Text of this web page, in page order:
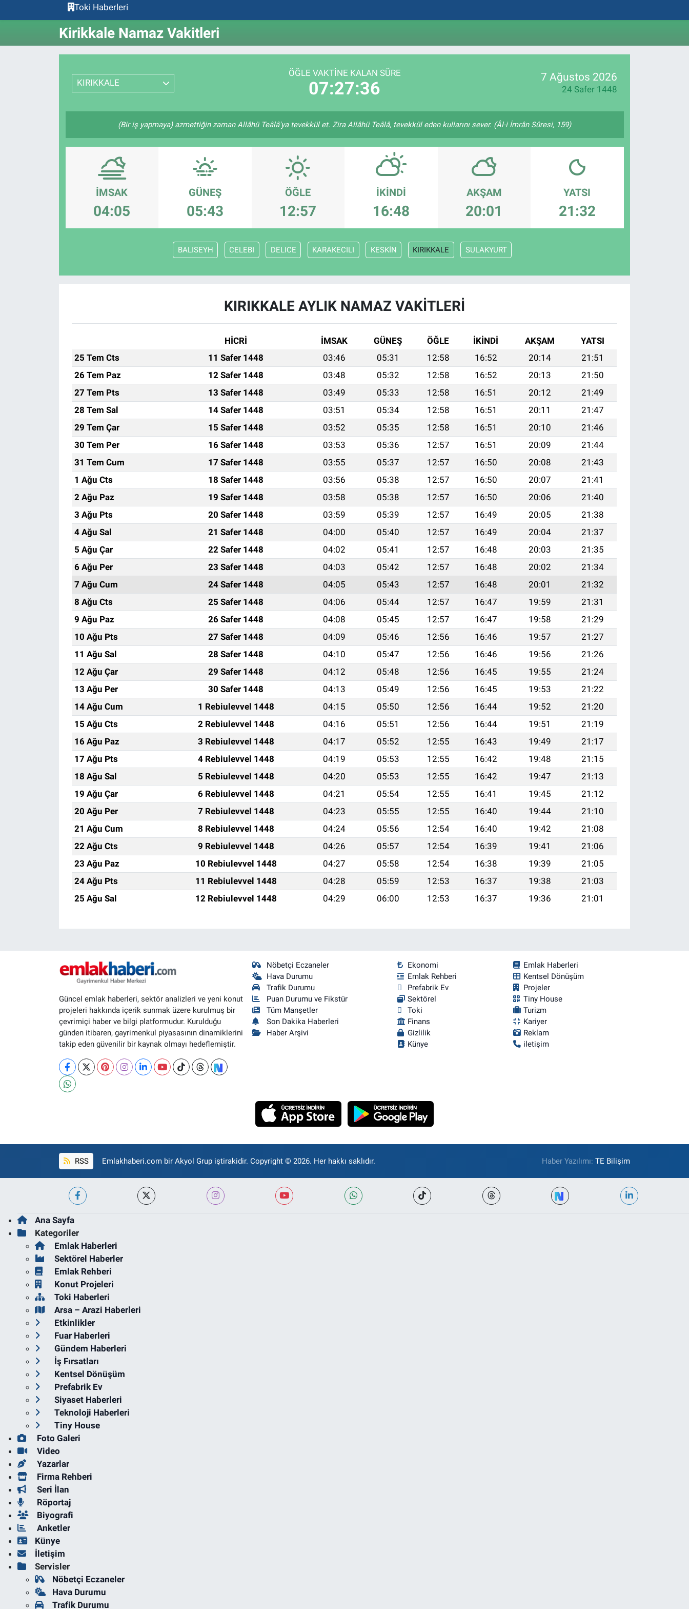
Toki Haberleri
Kirikkale Namaz Vakitleri
KIRIKKALE
ÖĞLE VAKTINE KALAN SÜRE
07:27:36
7 Ağustos 2026
24 Safer 1448
(Bir iş yapmaya) azmettiğin zaman Allâhü Teâlâ'ya tevekkül et. Zira Allâhü Teâlâ, tevekkül eden kullarını sever. (Âl-i İmrân Sûresi, 159)
İMSAK
04:05
GÜNEŞ
05:43
ÖĞLE
12:57
İKINDI
16:48
AKŞAM
20:01
YATSI
21:32
BALISEYH CELEBI DELICE KARAKECILI KESKİN KIRIKKALE SULAKYURT
KIRIKKALE AYLIK NAMAZ VAKITLERI
HİCRİ İMSAK GÜNEŞ ÖĞLE İKINDI AKŞAM
YATSI
25 Tem Cts
11 Safer 1448 03:46 05:31 12:58 16:52 20:14
21:51
26 Tem Paz
12 Safer 1448 03:48 05:32 12:58 16:52 20:13
21:50
27 Tem Pts
13 Safer 1448 03:49 05:33 12:58 16:51 20:12
21:49
28 Tem Sal
14 Safer 1448 03:51 05:34 12:58 16:51 20:11
21:47
29 Tem Çar
15 Safer 1448 03:52 05:35 12:58 16:51 20:10
21:46
30 Tem Per
16 Safer 1448 03:53 05:36 12:57 16:51 20:09
21:44
31 Tem Cum
17 Safer 1448 03:55 05:37 12:57 16:50 20:08
21:43
1 Ağu Cts
18 Safer 1448 03:56 05:38 12:57 16:50 20:07
21:41
2 Ağu Paz
19 Safer 1448 03:58 05:38 12:57 16:50 20:06
21:40
3 Ağu Pts
20 Safer 1448 03:59 05:39 12:57 16:49 20:05
21:38
4 Ağu Sal
21 Safer 1448 04:00 05:40 12:57 16:49 20:04
21:37
5 Ağu Çar
22 Safer 1448 04:02 05:41 12:57 16:48 20:03
21:35
6 Ağu Per
23 Safer 1448 04:03 05:42 12:57 16:48 20:02
21:34
7 Ağu Cum
24 Safer 1448 04:05 05:43 12:57 16:48 20:01
21:32
8 Ağu Cts
25 Safer 1448 04:06 05:44 12:57 16:47 19:59
21:31
9 Ağu Paz
26 Safer 1448 04:08 05:45 12:57 16:47 19:58
21:29
10 Ağu Pts
27 Safer 1448 04:09 05:46 12:56 16:46 19:57
21:27
11 Ağu Sal
28 Safer 1448 04:10 05:47 12:56 16:46 19:56
21:26
12 Ağu Çar
29 Safer 1448 04:12 05:48 12:56 16:45 19:55
21:24
13 Ağu Per
30 Safer 1448 04:13 05:49 12:56 16:45 19:53
21:22
14 Ağu Cum
1 Rebiulevvel 1448 04:15 05:50 12:56 16:44 19:52
21:20
15 Ağu Cts
2 Rebiulevvel 1448 04:16 05:51 12:56 16:44 19:51
21:19
16 Ağu Paz
3 Rebiulevvel 1448 04:17 05:52 12:55 16:43 19:49
21:17
17 Ağu Pts
4 Rebiulevvel 1448 04:19 05:53 12:55 16:42 19:48
21:15
18 Ağu Sal
5 Rebiulevvel 1448 04:20 05:53 12:55 16:42 19:47
21:13
19 Ağu Çar
6 Rebiulevvel 1448 04:21 05:54 12:55 16:41 19:45
21:12
20 Ağu Per
7 Rebiulevvel 1448 04:23 05:55 12:55 16:40 19:44
21:10
21 Ağu Cum
8 Rebiulevvel 1448 04:24 05:56 12:54 16:40 19:42
21:08
22 Ağu Cts
9 Rebiulevvel 1448 04:26 05:57 12:54 16:39 19:41
21:06
23 Ağu Paz
10 Rebiulevvel 1448 04:27 05:58 12:54 16:38 19:39
21:05
24 Ağu Pts
11 Rebiulevvel 1448 04:28 05:59 12:53 16:37 19:38
21:03
25 Ağu Sal
12 Rebiulevvel 1448 04:29 06:00 12:53 16:37 19:36 21:01
Güncel emlak haberleri, sektör analizleri ve yeni konut
projeleri hakkında içerik sunmak üzere kurulmuş bir
çevrimiçi haber ve bilgi platformudur. Kurulduğu
günden itibaren, gayrimenkul piyasasının dinamiklerini
takip eden güvenilir bir kaynak olmayı hedeflemiştir.
Nöbetçi Eczaneler
Hava Durumu
Trafik Durumu
Puan Durumu ve Fikstür
Tüm Manşetler
Son Dakika Haberleri
Haber Arşivi
Ekonomi
Emlak Haberleri
Emlak Rehberi
Kentsel Dönüşüm
Prefabrik Ev
Projeler
Sektörel
Tiny House
Toki
Turizm
Finans
Kariyer
Gizlilik
Reklam
Künye
iletişim
RSS Emlakhaberi.com bir Akyol Grup iştirakidir. Copyright © 2026. Her hakkı saklıdır. Haber Yazılımı:TE Bilişim
Ana Sayfa
Kategoriler
Emlak Haberleri
Sektörel Haberler
Emlak Rehberi
Konut Projeleri
Toki Haberleri
Arsa – Arazi Haberleri
Etkinlikler
Fuar Haberleri
Gündem Haberleri
İş Fırsatları
Kentsel Dönüşüm
Prefabrik Ev
Siyaset Haberleri
Teknoloji Haberleri
Tiny House
Foto Galeri
Video
Yazarlar
Firma Rehberi
Seri İlan
Röportaj
Biyografi
Anketler
Künye
İletişim
Servisler
Nöbetçi Eczaneler
Hava Durumu
Trafik Durumu